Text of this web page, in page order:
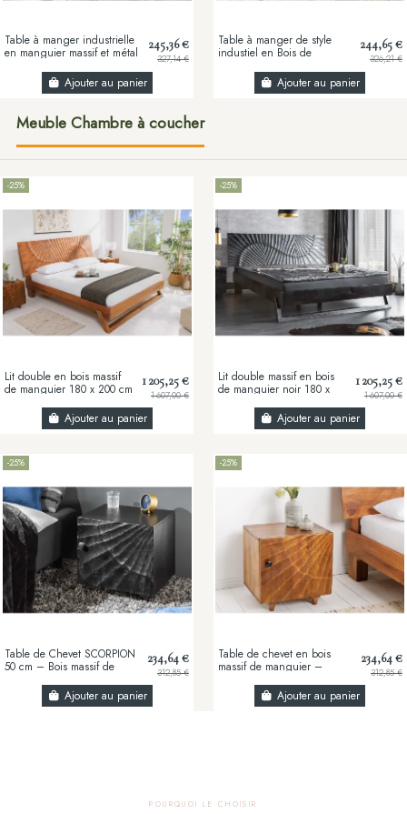
Table à manger industrielle
en manguier massif et métal
245,36 €
327,14 €
Ajouter au panier
Table à manger de style
industiel en Bois de
244,65 €
326,21 €
Ajouter au panier
Meuble Chambre à coucher
-25%
Lit double en bois massif
de manguier 180 x 200 cm
finition brune...
1 205,25 €
1 607,00 €
Ajouter au panier
-25%
Lit double massif en bois
de manguier noir 180 x
artisanal et...
1 205,25 €
1 607,00 €
Ajouter au panier
-25%
Table de Chevet SCORPION
50 cm – Bois massif de
sculptées 3D
234,64 €
312,85 €
Ajouter au panier
-25%
Table de chevet en bois
massif de manguier –
3D sculptée
234,64 €
312,85 €
Ajouter au panier
POURQUOI LE CHOISIR